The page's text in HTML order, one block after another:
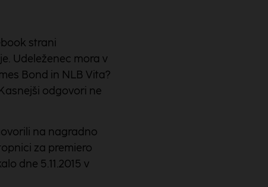
strani
Udeleženec mora v
Bond in NLB Vita?
odgovori ne
na nagradno
za premiero
dne 5.11.2015 v